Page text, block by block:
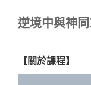
逆境中與神
【關於課程】